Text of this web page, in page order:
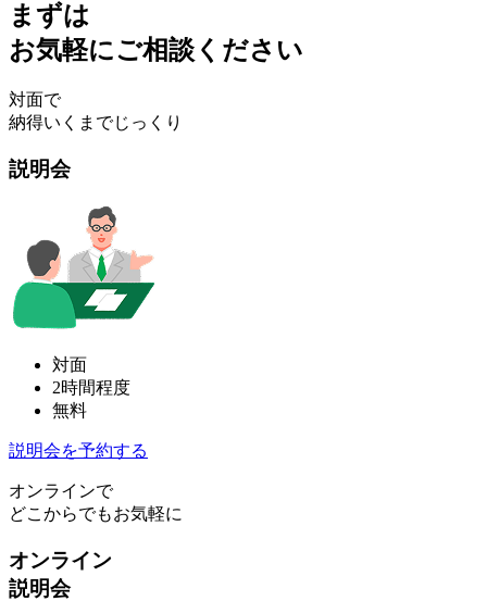
まずは
お気軽にご相談ください
対面で
納得いくまでじっくり
説明会
対面
2時間程度
無料
説明会を予約する
オンラインで
どこからでもお気軽に
オンライン
説明会